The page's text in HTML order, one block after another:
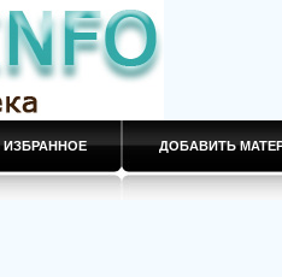
ДОБАВИТЬ